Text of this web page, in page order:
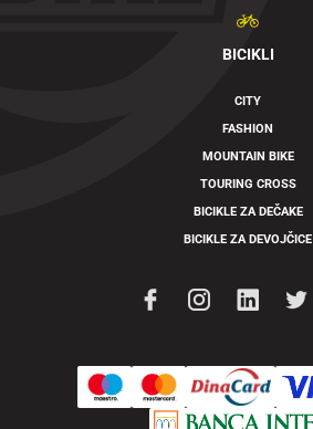
BICIKLI
CITY
FASHION
MOUNTAIN BIKE
TOURING CROSS
BICIKLE ZA DEČAKE
BICIKLE ZA DEVOJČICE